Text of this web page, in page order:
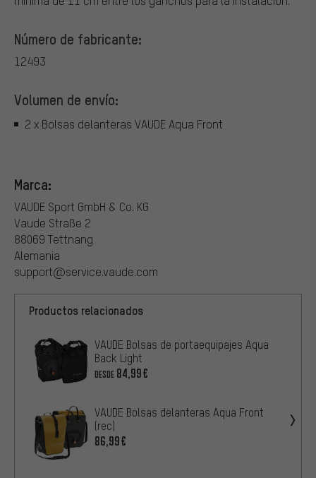
Número de fabricante:
12493
Volumen de envío:
2 x Bolsas delanteras VAUDE Aqua Front
Marca:
VAUDE Sport GmbH & Co. KG
Vaude Straße 2
88069 Tettnang
Alemania
support@service.vaude.com
Productos relacionados
VAUDE Bolsas de portaequipajes Aqua
Back Light
DESDE 84,99€
VAUDE Bolsas delanteras Aqua Front
(rec)
86,99€